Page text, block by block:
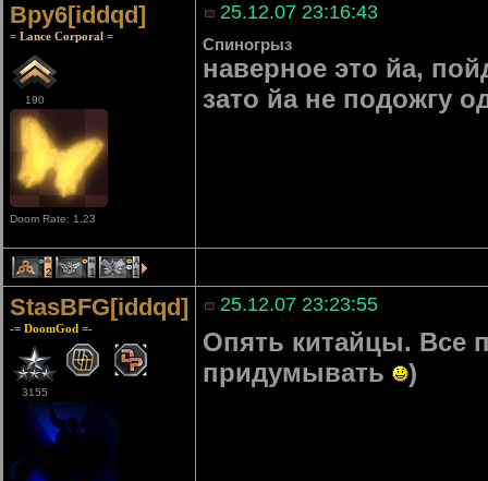
Bpy6[iddqd]
= Lance Corporal =
190
Doom Rate: 1.23
25.12.07 23:16:43
Спиногрыз
наверное это йа,
зато йа не подожгу
2 1 1
StasBFG[iddqd]
-= DoomGod =-
3155
25.12.07 23:23:55
Опять китайцы. Все
придумывать
)